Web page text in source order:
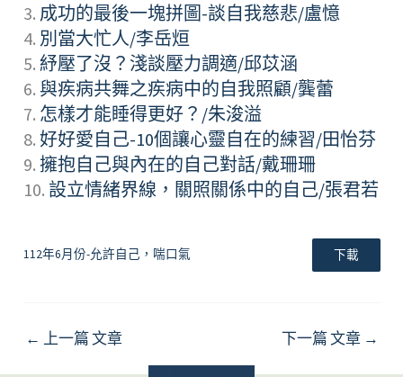
3. 成功的最後一塊拼圖-談自我慈悲/盧憶
4. 別當大忙人/李岳烜
5. 紓壓了沒？淺談壓力調適/邱苡涵
6. 與疾病共舞之疾病中的自我照顧/龔蕾
7. 怎樣才能睡得更好？/朱浚溢
8. 好好愛自己-10個讓心靈自在的練習/田怡芬
9. 擁抱自己與內在的自己對話/戴珊珊
10. 設立情緒界線，關照關係中的自己/張君若
112年6月份-允許自己，喘口氣 下載
← 上一篇 文章 下一篇 文章 →